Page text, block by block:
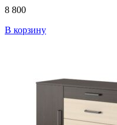
8 800
В корзину